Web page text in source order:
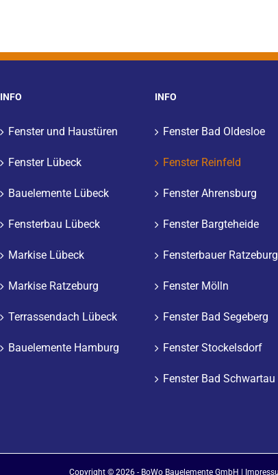
INFO
Fenster und Haustüren
Fenster Lübeck
Bauelemente Lübeck
Fensterbau Lübeck
Markise Lübeck
Markise Ratzeburg
Terrassendach Lübeck
Bauelemente Hamburg
INFO
Fenster Bad Oldesloe
Fenster Reinfeld
Fenster Ahrensburg
Fenster Bargteheide
Fensterbauer Ratzeburg
Fenster Mölln
Fenster Bad Segeberg
Fenster Stockelsdorf
Fenster Bad Schwartau
Copyright © 2026 - BoWo Bauelemente GmbH |